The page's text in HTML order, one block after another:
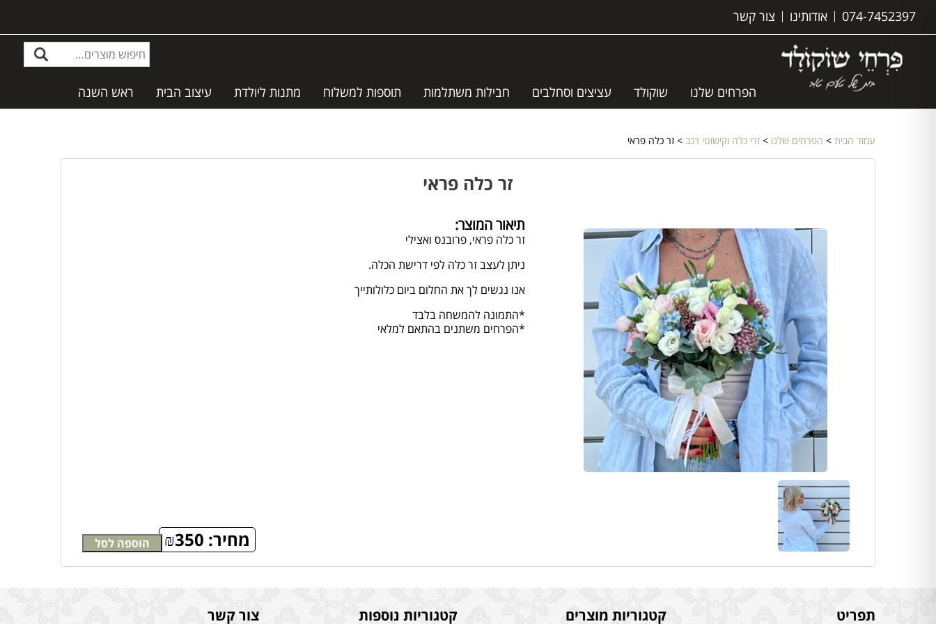
074-7452397 אודותינו צור קשר
הפרחים שלנו שוקולד עציצים וסחלבים חבילות משתלמות תוספות למשלוח מתנות ליולדת עיצוב הבית ראש השנה
עמוד הבית > הפרחים שלנו > זרי כלה וקישוטי רכב > זר כלה פראי
זר כלה פראי
תיאור המוצר:
זר כלה פראי, פרובנס ואצילי
ניתן לעצב זר כלה לפי דרישת הכלה.
אנו נגשים לך את החלום ביום כלולותייך
*התמונה להמשחה בלבד
*הפרחים משתנים בהתאם למלאי
מחיר: ₪350 הוספה לסל
תפריט קטגוריות מוצרים קטגוריות נוספות צור קשר